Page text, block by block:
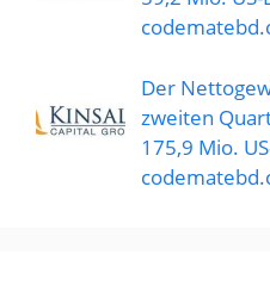
Der
zweiten
175,9 Mio.